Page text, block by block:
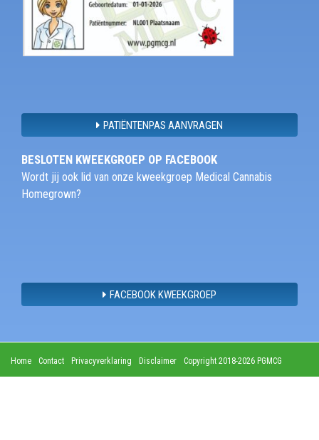
PATIËNTENPAS AANVRAGEN
BESLOTEN KWEEKGROEP OP FACEBOOK
Wordt jij ook lid van onze kweekgroep Medical Cannabis
Homegrown?
FACEBOOK KWEEKGROEP
Home Contact Privacyverklaring Disclaimer Copyright 2018-2026 PGMCG